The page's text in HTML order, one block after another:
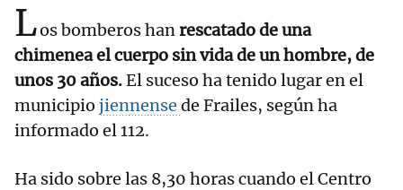
Los bomberos hanrescatado de una
chimenea el cuerpo sin vida de un hombre, de
unos 30 años.El suceso ha tenido lugar en el
municipio jiennense de Frailes, según ha
informado el 112.
Ha sido sobre las 8,30 horas cuando el Centro